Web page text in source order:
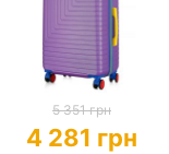
5 351 грн
4 281 грн